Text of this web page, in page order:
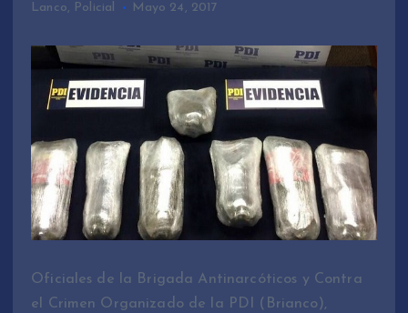
Lanco, Policial Mayo 24, 2017
Oficiales de la Brigada Antinarcóticos y Contra
el Crimen Organizado de la PDI (Brianco),